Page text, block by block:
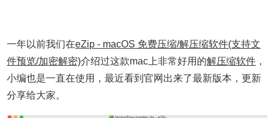
一年以前我们在eZip - macOS 免费压缩/解压缩软件(支持文
件预览/加密解密)介绍过这款mac上非常好用的解压缩软件 ，
小编也是一直在使用，最近看到官网出来了最新版本，更新
分享给大家。